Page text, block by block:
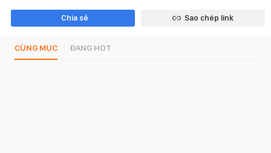
Chia sẻ Sao chép link
CÙNG MỤC ĐANG HOT